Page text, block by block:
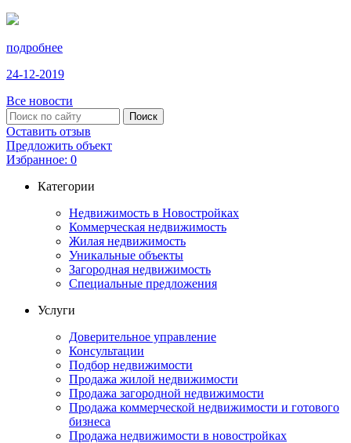
подробнее
24-12-2019
Все новости
Оставить отзыв
Предложить объект
Избранное: 0
Категории
Недвижимость в Новостройках
Коммерческая недвижимость
Жилая недвижимость
Уникальные объекты
Загородная недвижимость
Специальные предложения
Услуги
Доверительное управление
Консультации
Подбор недвижимости
Продажа жилой недвижимости
Продажа загородной недвижимости
Продажа коммерческой недвижимости и готового
бизнеса
Продажа недвижимости в новостройках